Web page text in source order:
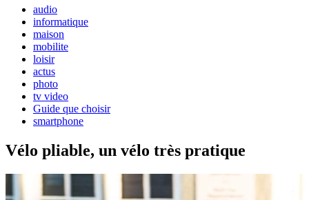
audio
informatique
maison
mobilite
loisir
actus
photo
tv video
Guide que choisir
smartphone
Vélo pliable, un vélo très pratique